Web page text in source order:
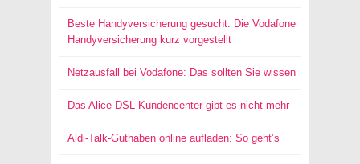
Beste Handyversicherung gesucht: Die Vodafone
Handyversicherung kurz vorgestellt
Netzausfall bei Vodafone: Das sollten Sie wissen
Das Alice-DSL-Kundencenter gibt es nicht mehr
Aldi-Talk-Guthaben online aufladen: So geht’s